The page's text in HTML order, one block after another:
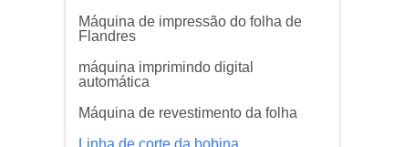
Máquina de impressão do folha de
Flandres
máquina imprimindo digital
automática
Máquina de revestimento da folha
Linha de corte da bobina